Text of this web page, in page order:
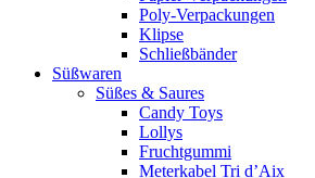
Poly-Verpackungen
Klipse
Schließbänder
Süßwaren
Süßes & Saures
Candy Toys
Lollys
Fruchtgummi
Meterkabel Tri d’Aix